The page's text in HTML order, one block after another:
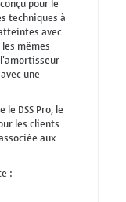
techniques à
avec
mêmes
une
DSS Pro, le
les clients
aux
: